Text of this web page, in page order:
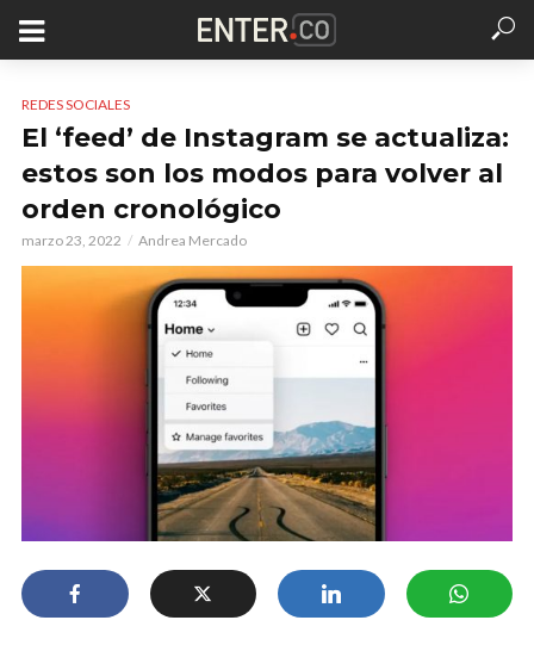
REDES SOCIALES
El ‘feed’ de Instagram se actualiza:
estos son los modos para volver al
orden cronológico
marzo 23, 2022 Andrea Mercado